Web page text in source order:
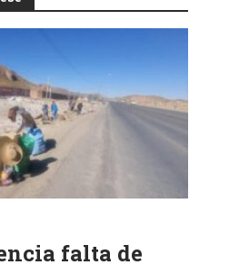
falta de